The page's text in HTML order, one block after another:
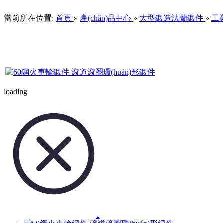
當前所在位置: 首頁 » 產(chǎn)品中心 » 大型鍛造法蘭鍛件 » 工
loading